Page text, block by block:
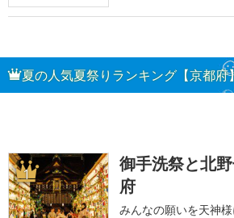
夏の人気夏祭りランキング【京都府
1
御手洗祭と北
府
みんなの願いを天神